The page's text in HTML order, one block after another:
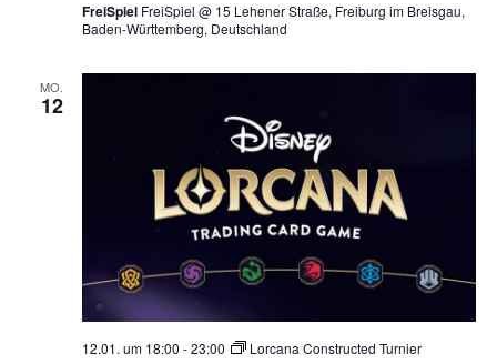
FreiSpiel FreiSpiel @ 15 Lehener Straße, Freiburg im Breisgau,
Baden-Württemberg, Deutschland
MO.
12
12.01. um 18:00 -23:00 Lorcana Constructed Turnier